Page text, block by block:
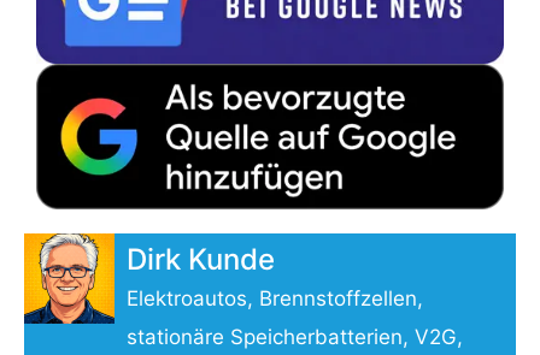
Dirk Kunde
Elektroautos, Brennstoffzellen,
stationäre Speicherbatterien, V2G,